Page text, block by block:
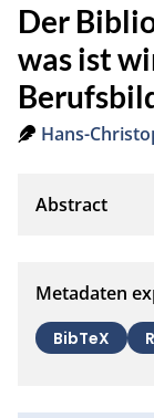
Der
was ist
Hans-
Metadaten
BibTeX